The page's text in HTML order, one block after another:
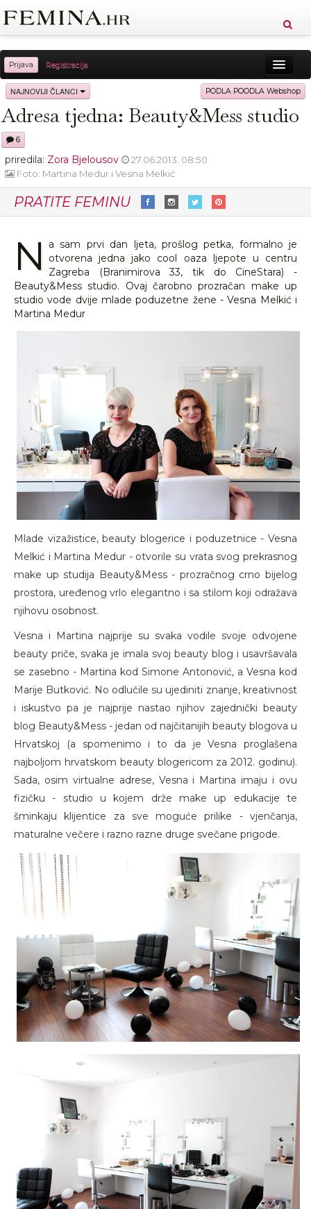
Prijava Registracija
Sreća Zdravlje Vitkost
Moda Ljubav Relax Putovanja Recepti
NAJNOVIJI ČLANCI PODLA POODLA Webshop
Adresa tjedna: Beauty&Mess studio
6
priredila: Zora Bjelousov
27.06.2013. 08:50
Foto: Martina Medur i Vesna Melkić
PRATITE FEMINU
N a sam prvi dan ljeta, prošlog petka, formalno je
otvorena jedna jako cool oaza ljepote u centru
Zagreba (Branimirova 33, tik do CineStara) -
Beauty&Mess studio. Ovaj čarobno prozračan make up
studio vode dvije mlade poduzetne žene - Vesna Melkić i
Martina Medur
Mlade vizažistice, beauty blogerice i poduzetnice - Vesna
Melkić i Martina Medur - otvorile su vrata svog prekrasnog
make up studija Beauty&Mess - prozračnog crno bijelog
prostora, uređenog vrlo elegantno i sa stilom koji odražava
njihovu osobnost.
Vesna i Martina najprije su svaka vodile svoje odvojene
beauty priče, svaka je imala svoj beauty blog i usavršavala
se zasebno - Martina kod Simone Antonović, a Vesna kod
Marije Butković. No odlučile su ujediniti znanje, kreativnost
i iskustvo pa je najprije nastao njihov zajednički beauty
blog Beauty&Mess - jedan od najčitanijih beauty blogova u
Hrvatskoj (a spomenimo i to da je Vesna proglašena
najboljom hrvatskom beauty blogericom za 2012. godinu).
Sada, osim virtualne adrese, Vesna i Martina imaju i ovu
fizičku - studio u kojem drže make up edukacije te
šminkaju klijentice za sve moguće prilike - vjenčanja,
maturalne večere i razno razne druge svečane prigode.